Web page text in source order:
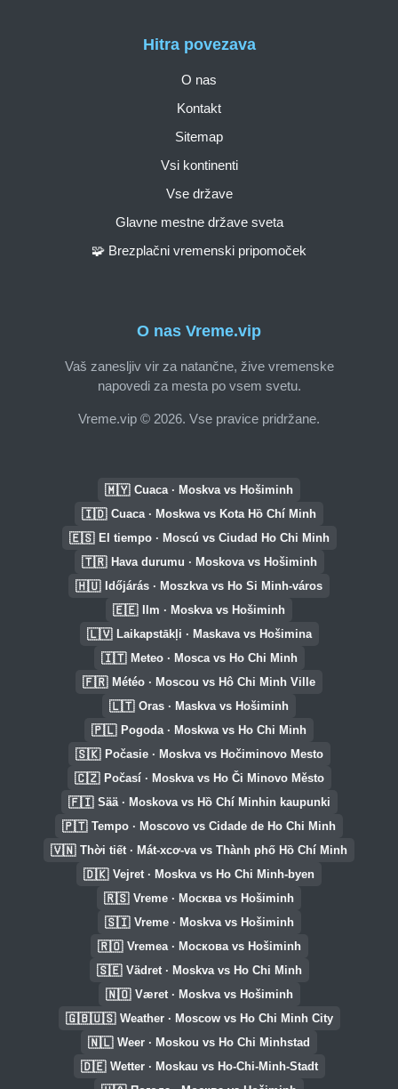
O nas Vreme.vip
Vaš zanesljiv vir za natančne, žive vremenske
napovedi za mesta po vsem svetu.
Vreme.vip © 2026. Vse pravice pridržane.
Hitra povezava
O nas
Kontakt
Sitemap
Vsi kontinenti
Vse države
Glavne mestne države sveta
🧩 Brezplačni vremenski pripomoček
🇲🇾 Cuaca · Moskva vs Hošiminh
🇮🇩 Cuaca · Moskwa vs Kota Hồ Chí Minh
🇪🇸 El tiempo · Moscú vs Ciudad Ho Chi Minh
🇹🇷 Hava durumu · Moskova vs Hošiminh
🇭🇺 Időjárás · Moszkva vs Ho Si Minh-város
🇪🇪 Ilm · Moskva vs Hošiminh
🇱🇻 Laikapstākļi · Maskava vs Hošimina
🇮🇹 Meteo · Mosca vs Ho Chi Minh
🇫🇷 Météo · Moscou vs Hô Chi Minh Ville
🇱🇹 Oras · Maskva vs Hošiminh
🇵🇱 Pogoda · Moskwa vs Ho Chi Minh
🇸🇰 Počasie · Moskva vs Hočiminovo Mesto
🇨🇿 Počasí · Moskva vs Ho Či Minovo Město
🇫🇮 Sää · Moskova vs Hồ Chí Minhin kaupunki
🇵🇹 Tempo · Moscovo vs Cidade de Ho Chi Minh
🇻🇳 Thời tiết · Mát-xcơ-va vs Thành phố Hồ Chí Minh
🇩🇰 Vejret · Moskva vs Ho Chi Minh-byen
🇷🇸 Vreme · Москва vs Hošiminh
🇸🇮 Vreme · Moskva vs Hošiminh
🇷🇴 Vremea · Москова vs Hošiminh
🇸🇪 Vädret · Moskva vs Ho Chi Minh
🇳🇴 Været · Moskva vs Hošiminh
🇬🇧🇺🇸 Weather · Moscow vs Ho Chi Minh City
🇳🇱 Weer · Moskou vs Ho Chi Minhstad
🇩🇪 Wetter · Moskau vs Ho-Chi-Minh-Stadt